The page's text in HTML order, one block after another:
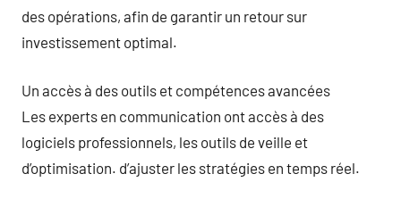
des opérations, afin de garantir un retour sur
investissement optimal.
Un accès à des outils et compétences avancées
Les experts en communication ont accès à des
logiciels professionnels, les outils de veille et
d’optimisation. d’ajuster les stratégies en temps réel.